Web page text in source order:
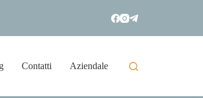
Contatti Aziendale